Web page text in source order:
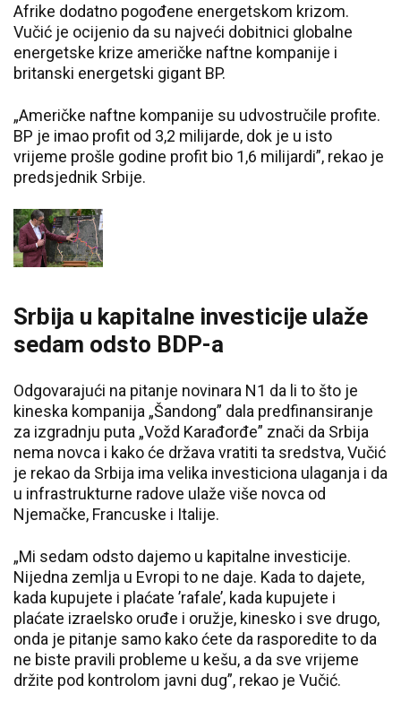
Afrike dodatno pogođene energetskom krizom.
Vučić je ocijenio da su najveći dobitnici globalne
energetske krize američke naftne kompanije i
britanski energetski gigant BP.
„Američke naftne kompanije su udvostručile profite.
BP je imao profit od 3,2 milijarde, dok je u isto
vrijeme prošle godine profit bio 1,6 milijardi”, rekao je
predsjednik Srbije.
Srbija u kapitalne investicije ulaže
sedam odsto BDP-a
Odgovarajući na pitanje novinara N1 da li to što je
kineska kompanija „Šandong” dala predfinansiranje
za izgradnju puta „Vožd Karađorđe” znači da Srbija
nema novca i kako će država vratiti ta sredstva, Vučić
je rekao da Srbija ima velika investiciona ulaganja i da
u infrastrukturne radove ulaže više novca od
Njemačke, Francuske i Italije.
„Mi sedam odsto dajemo u kapitalne investicije.
Nijedna zemlja u Evropi to ne daje. Kada to dajete,
kada kupujete i plaćate ’rafale’, kada kupujete i
plaćate izraelsko oruđe i oružje, kinesko i sve drugo,
onda je pitanje samo kako ćete da rasporedite to da
ne biste pravili probleme u kešu, a da sve vrijeme
držite pod kontrolom javni dug”, rekao je Vučić.